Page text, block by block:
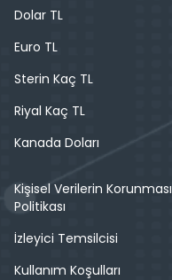
Dolar TL
Euro TL
Sterin Kaç TL
Riyal Kaç TL
Kanada Doları
Kişisel Verilerin Korunması
Politikası
İzleyici Temsilcisi
Kullanım Koşulları